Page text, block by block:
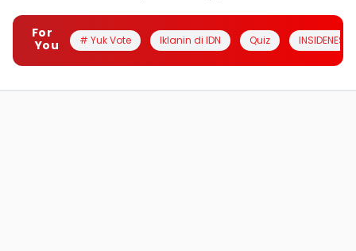
For
You
# Yuk Vote Iklanin di IDN Quiz INSIDENESIA